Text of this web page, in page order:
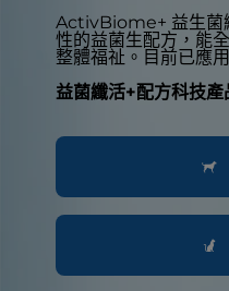
ActivBiome+ 益生菌
性的益菌生配方，能
整體福祉。目前已應
益菌纖活+配方科技產